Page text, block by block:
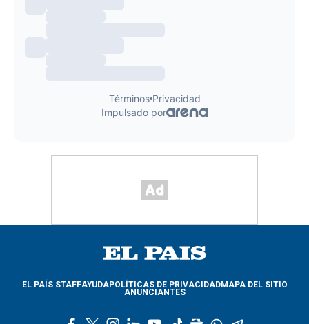
EL PAÍS STAFFAYUDAPOLÍTICAS DE PRIVACIDADMAPA DEL SITIO
ANUNCIANTES